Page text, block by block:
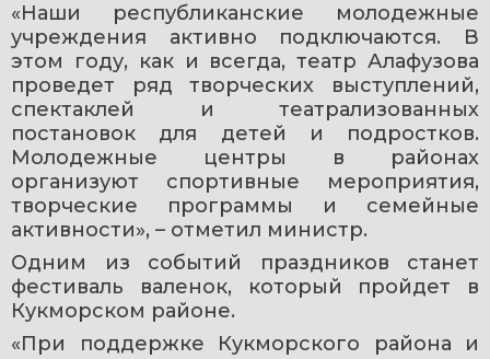
«Наши республиканские молодежные
учреждения активно подключаются. В
этом году, как и всегда, театр Алафузова
проведет ряд творческих выступлений,
спектаклей и театрализованных
постановок для детей и подростков.
Молодежные центры в районах
организуют спортивные мероприятия,
творческие программы и семейные
активности», – отметил министр.
Одним из событий праздников станет
фестиваль валенок, который пройдет в
Кукморском районе.
«При поддержке Кукморского района и